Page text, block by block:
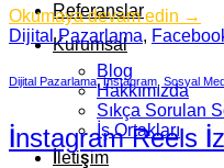
Referanslar
Kurumsal
Blog
Hakkımızda
Sıkça Sorulan
İş Ortakları
İletişim
Okumaya devam edin →
Dijital Pazarlama,
Dijital Pazarlama,İnstagram Sosyal
İnstagram Reels